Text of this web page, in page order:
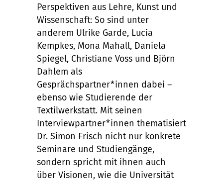
Perspektiven aus Lehre, Kunst und
Wissenschaft: So sind unter
anderem Ulrike Garde, Lucia
Kempkes, Mona Mahall, Daniela
Spiegel, Christiane Voss und Björn
Dahlem als
Gesprächspartner*innen dabei –
ebenso wie Studierende der
Textilwerkstatt. Mit seinen
Interviewpartner*innen thematisiert
Dr. Simon Frisch nicht nur konkrete
Seminare und Studiengänge,
sondern spricht mit ihnen auch
über Visionen, wie die Universität